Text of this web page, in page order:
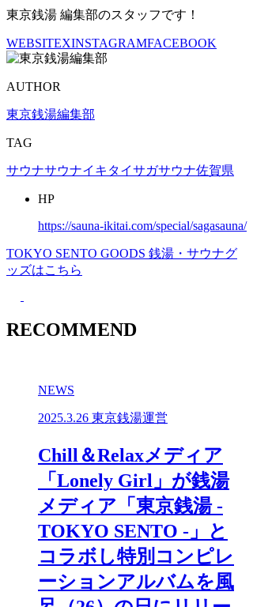
東京銭湯 編集部のスタッフです！
WEBSITEXINSTAGRAMFACEBOOK
AUTHOR
東京銭湯編集部
TAG
サウナサウナイキタイサガサウナ佐賀県
HP
https://sauna-ikitai.com/special/sagasauna/
TOKYO SENTO GOODS 銭湯・サウナグ
ッズはこちら
RECOMMEND
NEWS
2025.3.26 東京銭湯運営
Chill＆Relaxメディア
「Lonely Girl」が銭湯
メディア「東京銭湯 -
TOKYO SENTO -」と
コラボし特別コンピレ
ーションアルバムを風